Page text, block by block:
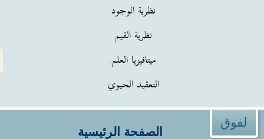
نظرية الوجود
نظرية القيم
ميتافيزيا العلم
التعقيد الحيوي
لفوق
الصفحة الرئيسية